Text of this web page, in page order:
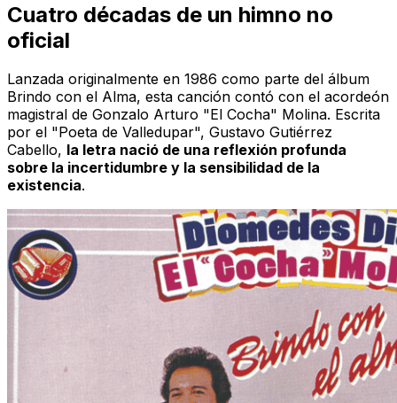
Cuatro décadas de un himno no
oficial
Lanzada originalmente en 1986 como parte del álbum
Brindo con el Alma, esta canción contó con el acordeón
magistral de Gonzalo Arturo "El Cocha" Molina. Escrita
por el "Poeta de Valledupar", Gustavo Gutiérrez
Cabello, la letra nació de una reflexión profunda
sobre la incertidumbre y la sensibilidad de la
existencia.